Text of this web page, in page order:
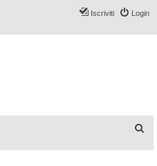
Login
Iscriviti